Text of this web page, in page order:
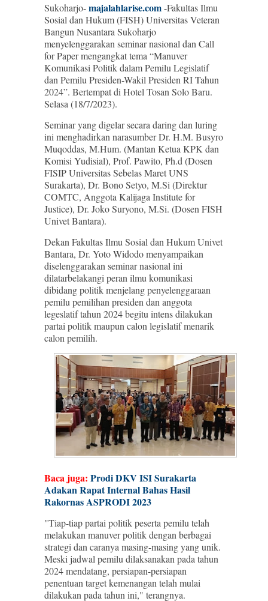
Sukoharjo-majalahlarise.com-Fakultas Ilmu
Sosial dan Hukum (FISH) Universitas Veteran
Bangun Nusantara Sukoharjo
menyelenggarakan seminar nasional dan Call
for Paper mengangkat tema “Manuver
Komunikasi Politik dalam Pemilu Legislatif
dan Pemilu Presiden-Wakil Presiden RI Tahun
2024”. Bertempat di Hotel Tosan Solo Baru.
Selasa (18/7/2023).
Seminar yang digelar secara daring dan luring
ini menghadirkan narasumber Dr. H.M. Busyro
Muqoddas, M.Hum. (Mantan Ketua KPK dan
Komisi Yudisial), Prof. Pawito, Ph.d (Dosen
FISIP Universitas Sebelas Maret UNS
Surakarta), Dr. Bono Setyo, M.Si (Direktur
COMTC, Anggota Kalijaga Institute for
Justice), Dr. Joko Suryono, M.Si. (Dosen FISH
Univet Bantara).
Dekan Fakultas Ilmu Sosial dan Hukum Univet
Bantara, Dr. Yoto Widodo menyampaikan
diselenggarakan seminar nasional ini
dilatarbelakangi peran ilmu komunikasi
dibidang politik menjelang penyelenggaraan
pemilu pemilihan presiden dan anggota
legeslatif tahun 2024 begitu intens dilakukan
partai politik maupun calon legislatif menarik
calon pemilih.
Baca juga: Prodi DKV ISI Surakarta
Adakan Rapat Internal Bahas Hasil
Rakornas ASPRODI 2023
"Tiap-tiap partai politik peserta pemilu telah
melakukan manuver politik dengan berbagai
strategi dan caranya masing-masing yang unik.
Meski jadwal pemilu dilaksanakan pada tahun
2024 mendatang, persiapan-persiapan
penentuan target kemenangan telah mulai
dilakukan pada tahun ini," terangnya.